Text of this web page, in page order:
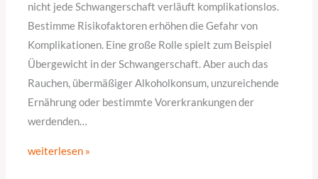
nicht jede Schwangerschaft verläuft komplikationslos.
Bestimme Risikofaktoren erhöhen die Gefahr von
Komplikationen. Eine große Rolle spielt zum Beispiel
Übergewicht in der Schwangerschaft. Aber auch das
Rauchen, übermäßiger Alkoholkonsum, unzureichende
Ernährung oder bestimmte Vorerkrankungen der
werdenden…
weiterlesen »